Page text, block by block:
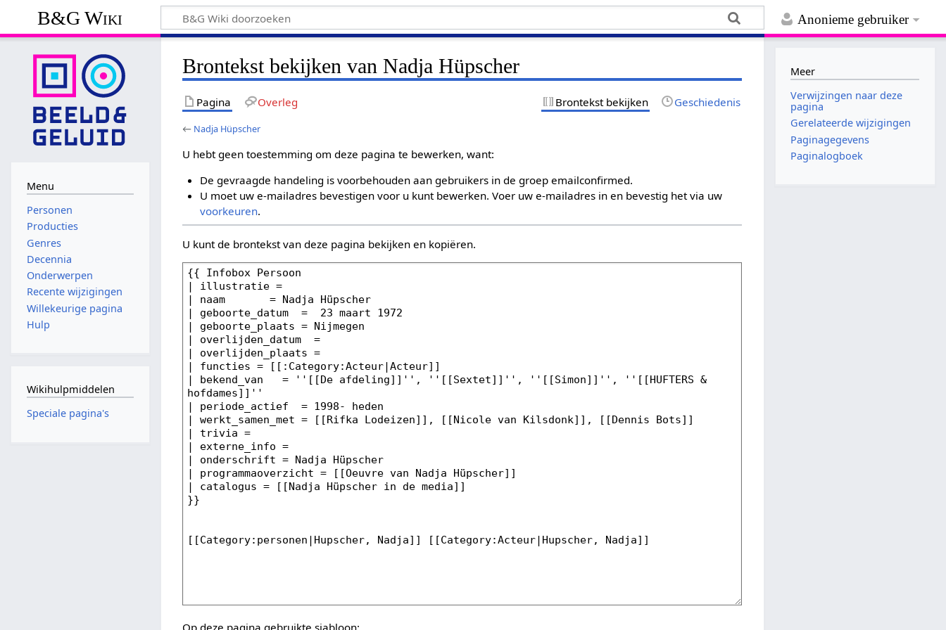
Anonieme gebruiker
B&G Wiki
Brontekst bekijken van Nadja Hüpscher
Pagina Overleg Brontekst bekijken Geschiedenis
← Nadja Hüpscher
U hebt geen toestemming om deze pagina te bewerken, want:
De gevraagde handeling is voorbehouden aan gebruikers in de groep emailconfirmed.
U moet uw e-mailadres bevestigen voor u kunt bewerken. Voer uw e-mailadres in en bevestig het via uw
voorkeuren.
U kunt de brontekst van deze pagina bekijken en kopiëren.
Op deze pagina gebruikte sjabloon:
Menu
Personen
Producties
Genres
Decennia
Onderwerpen
Recente wijzigingen
Willekeurige pagina
Hulp
Wikihulpmiddelen
Speciale pagina's
Meer
Verwijzingen naar deze
pagina
Gerelateerde wijzigingen
Paginagegevens
Paginalogboek